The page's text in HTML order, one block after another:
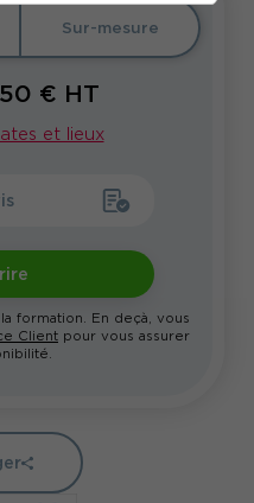
Sur-mesure
€ HT
et lieux
formation. En deçà, vous
Client pour vous assurer